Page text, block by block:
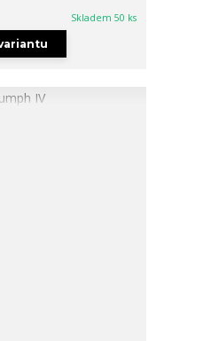
Skladem 50 ks